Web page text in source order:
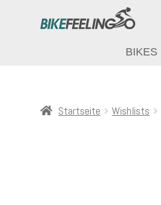
BIKES
Startseite Wishlists